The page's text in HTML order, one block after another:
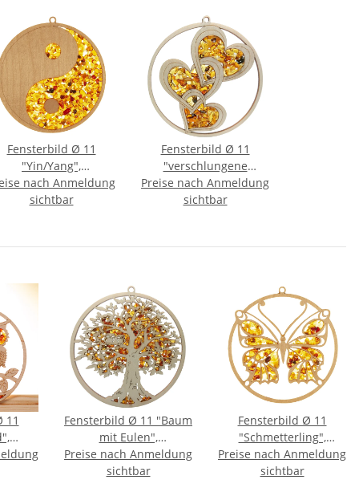
Fensterbild Ø 11
"Yin/Yang",
Bernstein/Birke
nach Anmeldung
sichtbar
Fensterbild Ø 11
"verschlungene
Herzen",
Bernstein/Birke
Preise nach Anmeldung
sichtbar
11
Fensterbild Ø 11 "Baum
mit Eulen",
Bernstein/Birke
Preise nach Anmeldung
sichtbar
Fensterbild Ø 11
"Schmetterling",
Bernstein/Birke
Preise nach Anmeldung
sichtbar